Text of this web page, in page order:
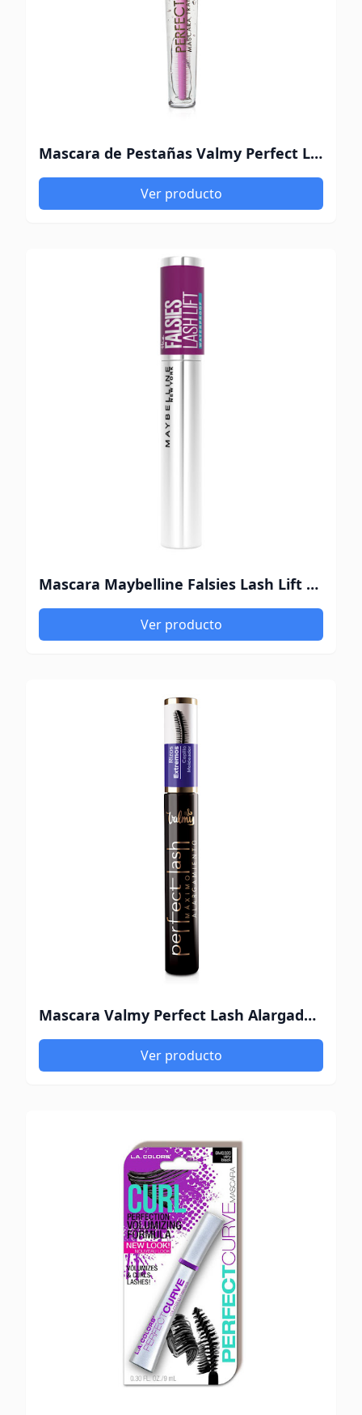
Mascara de Pestañas Valmy Perfect Lash Transparente
Ver producto
Mascara Maybelline Falsies Lash Lift Waterproof Very Black
Ver producto
Mascara Valmy Perfect Lash Alargadora Rizos Extremos Negro 01
Ver producto